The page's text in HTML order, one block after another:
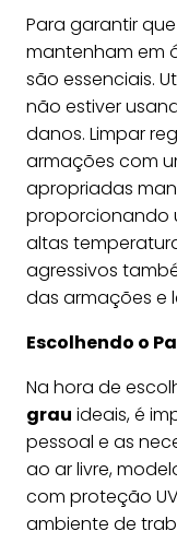
Para garantir
mantenham em
são essenciais.
não estiver
danos. Limpar
armações com
apropriadas
proporcionando
altas
agressivos
das armações e
Escolhendo o
Na hora de
grau ideais, é
pessoal e as
ao ar livre,
com proteção
ambiente de